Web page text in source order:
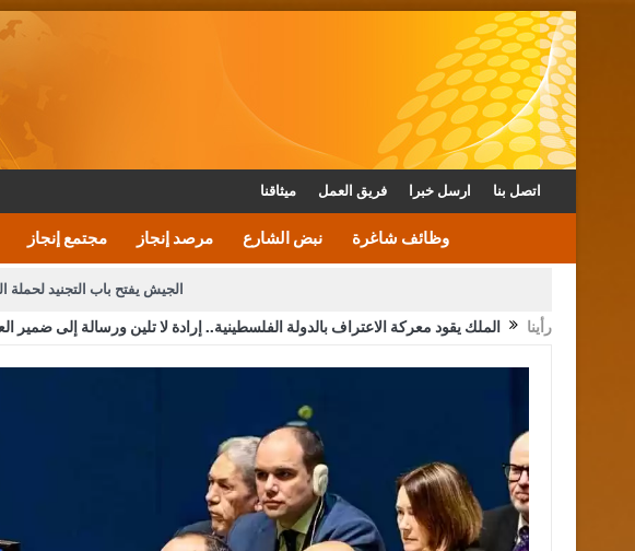
ميثاقنا فريق العمل ارسل خبرا اتصل بنا
مجتمع إنجاز مرصد إنجاز نبض الشارع وظائف شاغرة
الجيش يفتح باب التجنيد
الأمن يتلف 16 مليون حبة كبتاجون و1480 كغم مواد مخدرة
القاضي يلتقي رؤساء تحرير الصحف اليومية ويؤكد حرص
الملك يتلقى اتصالا هاتفيا من العاهل البحريني
رأينا الملك يقود معركة الاعتراف بالدولة الفلسطينية.. إرادة لا تلين ورسالة إلى ضمير